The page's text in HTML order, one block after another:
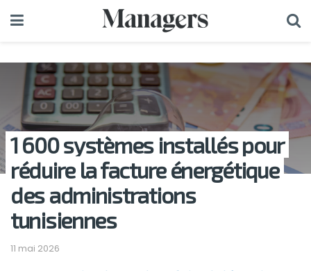
1 600 systèmes installés pour
réduire la facture énergétique
des administrations
tunisiennes
11 mai 2026